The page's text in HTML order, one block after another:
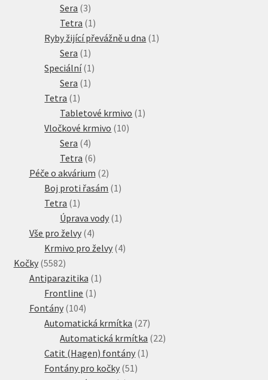
Sera 33
produkty
Tetra 1 1
produkt
Ryby žijící převážně u dna 1 1
Sera 1 1
produkt
Speciální 1 1
Sera 1 1
Tetra 1 1
produkt
Tabletové krmivo 1 1
Vločkové krmivo 1010
Sera 44
produkty
Tetra 66
produktů
Péče o akvárium 22
produkty
Boj proti řasám 1 1
Tetra 1 1
produkt
Úprava vody 1 1
Vše pro želvy 44
produkty
Krmivo pro želvy 44
Kočky 55825582
produktů
Antiparazitika 1 1
Frontline 1 1
Fontány 104104
produktů
Automatická krmítka 2727
produktů
Automatická krmítka 2222
Catit (Hagen) fontány 1 1
Fontány pro kočky 51 51